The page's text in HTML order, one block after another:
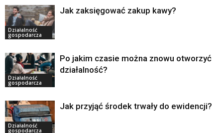
Działalność
gospodarcza
Jak zaksięgować zakup kawy?
Działalność
gospodarcza
Po jakim czasie można znowu otworzyć
działalność?
Działalność
gospodarcza
Jak przyjąć środek trwały do ewidencji?